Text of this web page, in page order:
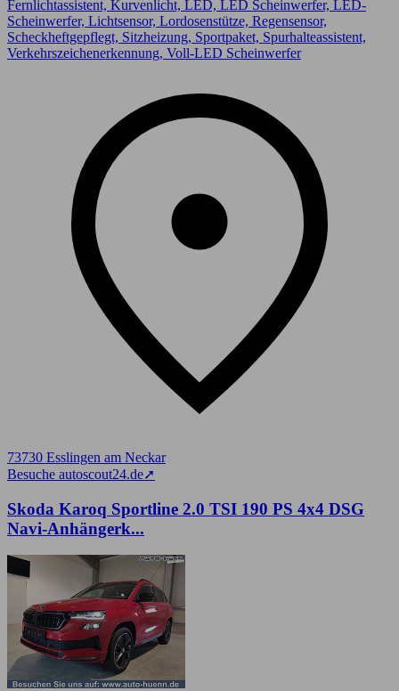
Fernlichtassistent, Kurvenlicht, LED, LED Scheinwerfer, LED-
Scheinwerfer, Lichtsensor, Lordosenstütze, Regensensor,
Scheckheftgepflegt, Sitzheizung, Sportpaket, Spurhalteassistent,
Verkehrszeichenerkennung, Voll-LED Scheinwerfer
73730 Esslingen am Neckar
Besuche autoscout24.de➚
Skoda Karoq Sportline 2.0 TSI 190 PS 4x4 DSG
Navi-Anhängerk...